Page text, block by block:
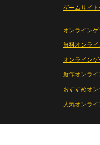
ゲームサイト
オンラインゲ
無料オンライ
オンライン
新作オンライ
おすすめオ
人気オンラ